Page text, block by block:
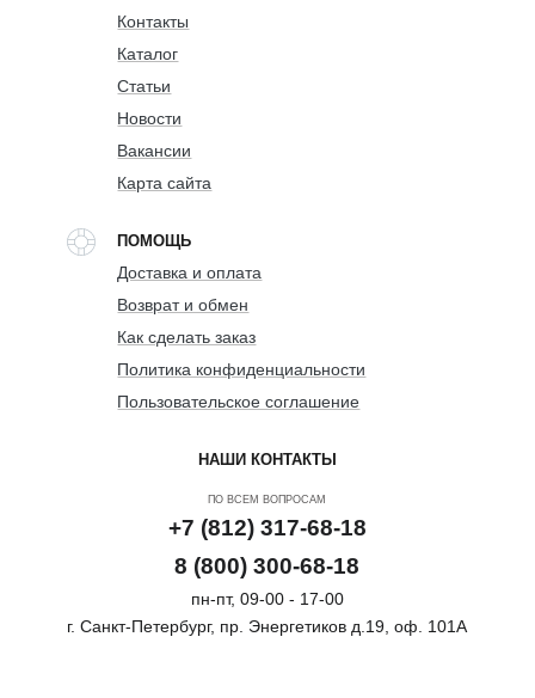
Контакты
Каталог
Статьи
Новости
Вакансии
Карта сайта
ПОМОЩЬ
Доставка и оплата
Возврат и обмен
Как сделать заказ
Политика конфиденциальности
Пользовательское соглашение
НАШИ КОНТАКТЫ
ПО ВСЕМ ВОПРОСАМ
+7 (812) 317-68-18
8 (800) 300-68-18
пн-пт, 09-00 - 17-00
г. Санкт-Петербург, пр. Энергетиков д.19, оф. 101А